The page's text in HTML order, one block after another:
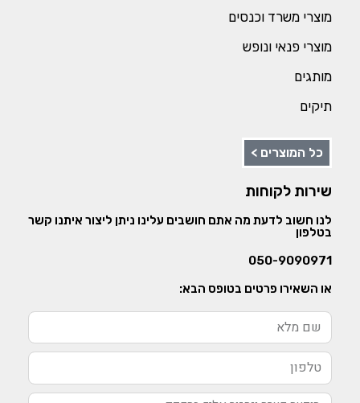
מוצרי משרד וכנסים
מוצרי פנאי ונופש
מותגים
תיקים
כל המוצרים >
שירות לקוחות
לנו חשוב לדעת מה אתם חושבים עלינו ניתן ליצור איתנו קשר
בטלפון
050-9090971
או השאירו פרטים בטופס הבא: